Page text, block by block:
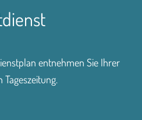
entnehmen Sie Ihrer
Tageszeitung.